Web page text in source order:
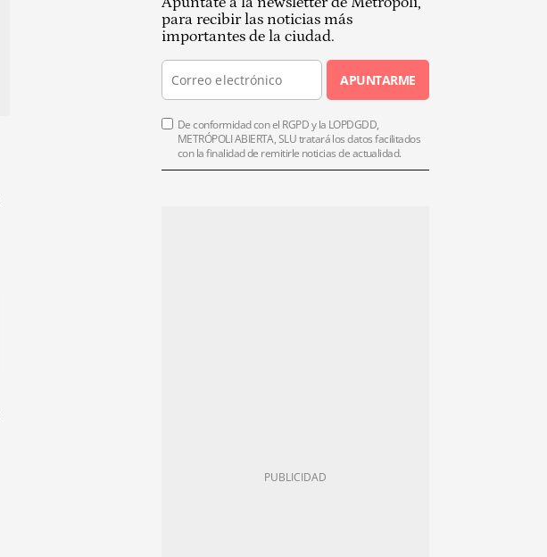
para recibir las noticias más
importantes de la ciudad.
APUNTARME
De conformidad con el RGPD y la LOPDGDD,
METRÓPOLI ABIERTA, SLU tratará los datos facilitados
con la finalidad de remitirle noticias de actualidad.